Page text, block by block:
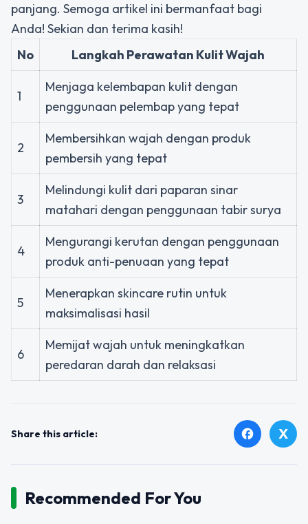
panjang. Semoga artikel ini bermanfaat bagi
Anda! Sekian dan terima kasih!
No
Langkah Perawatan Kulit Wajah
1
Menjaga kelembapan kulit dengan
penggunaan pelembap yang tepat
2
Membersihkan wajah dengan produk
pembersih yang tepat
3
Melindungi kulit dari paparan sinar
matahari dengan penggunaan tabir surya
4
Mengurangi kerutan dengan penggunaan
produk anti-penuaan yang tepat
5
Menerapkan skincare rutin untuk
maksimalisasi hasil
6
Memijat wajah untuk meningkatkan
peredaran darah dan relaksasi
Share this article: facebook X
Recommended For You